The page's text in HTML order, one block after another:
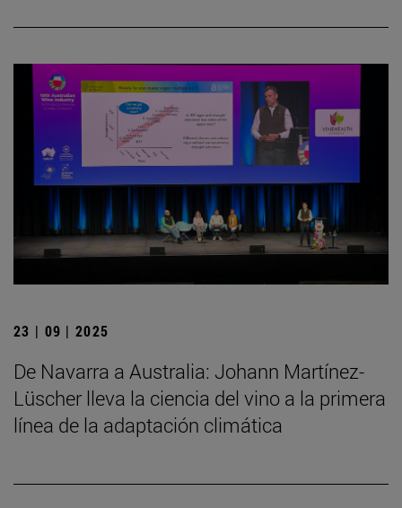
23 | 09 | 2025
De Navarra a Australia: Johann Martínez-
Lüscher lleva la ciencia del vino a la primera
línea de la adaptación climática